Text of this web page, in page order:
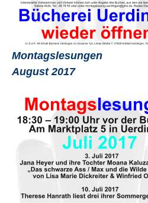
Montagslesungen
August 2017